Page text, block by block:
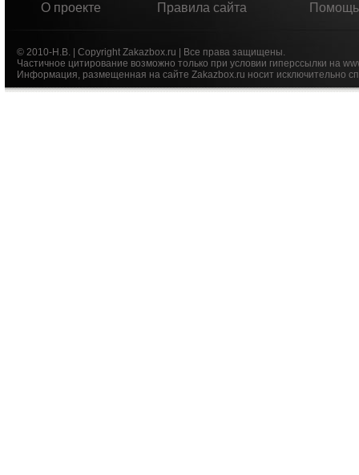
О проекте Правила сайта Помощь
© 2010-Н.В. | Copyright Zakazbox.ru | Все права защищены.
Частичное цитирование возможно только при условии гиперссылки на
Информация, размещенная на сайте Zakazbox.ru носит исключительно